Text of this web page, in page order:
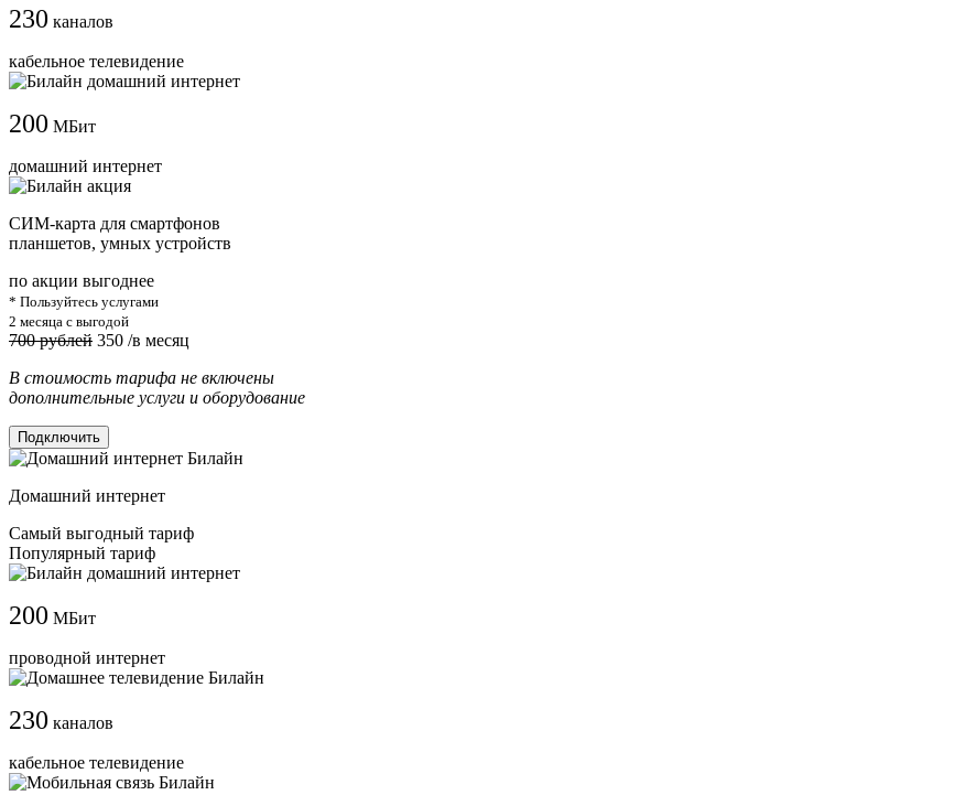
230 каналов
кабельное телевидение
200 МБит
домашний интернет
СИМ-карта для смартфонов
планшетов, умных устройств
по акции выгоднее
* Пользуйтесь услугами
2 месяца с выгодой
700 рублей 350 /в месяц
В стоимость тарифа не включены
дополнительные услуги и оборудование
Подключить
Домашний интернет
Самый выгодный тариф
Популярный тариф
200 МБит
проводной интернет
230 каналов
кабельное телевидение